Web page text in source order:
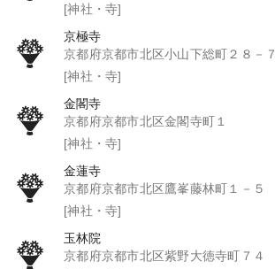
[神社・寺]
京極寺
京都府京都市北区小山下総町２８－７
[神社・寺]
金閣寺
京都府京都市北区金閣寺町１
[神社・寺]
金蓮寺
京都府京都市北区鷹峯藤林町１－５
[神社・寺]
玉林院
京都府京都市北区紫野大徳寺町７４